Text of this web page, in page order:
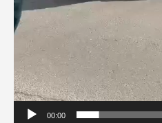
00:00